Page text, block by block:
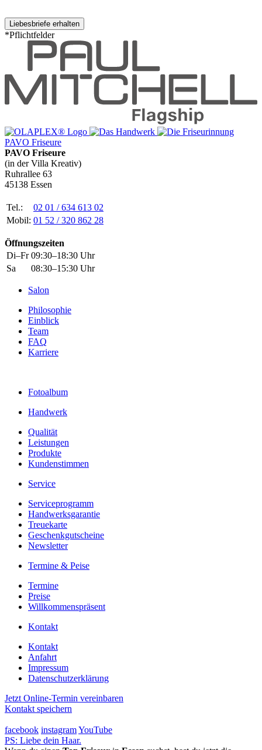
*Pflichtfelder
PAVO Friseure
PAVO Friseure
(in der Villa Kreativ)
Ruhrallee 63
45138 Essen
Tel.:
02 01 / 634 613 02
Mobil: 01 52 / 320 862 28
Öffnungszeiten
Di–Fr 09:30–18:30 Uhr
Sa
08:30–15:30 Uhr
Salon
Philosophie
Einblick
Team
FAQ
Karriere
Fotoalbum
Handwerk
Qualität
Leistungen
Produkte
Kundenstimmen
Service
Serviceprogramm
Handwerksgarantie
Treuekarte
Geschenkgutscheine
Newsletter
Termine & Peise
Termine
Preise
Willkommenspräsent
Kontakt
Kontakt
Anfahrt
Impressum
Datenschutzerklärung
Jetzt Online-Termin vereinbaren
Kontakt speichern
facebook instagramYouTube
PS: Liebe dein Haar.